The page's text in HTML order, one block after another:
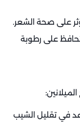
على صحة الشعر.
تحافظ على رطوبة
في تقليل الشيب